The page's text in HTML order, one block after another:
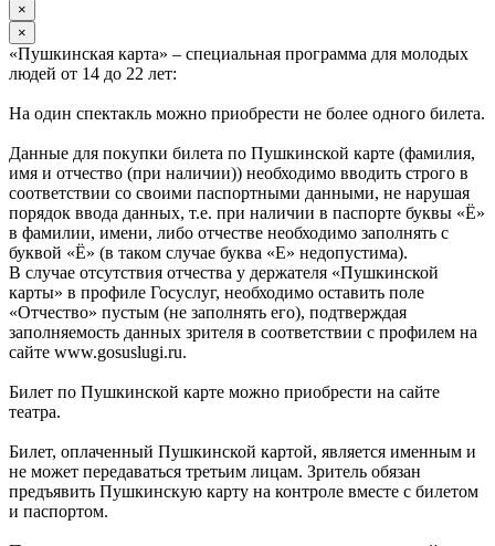
×
×
«Пушкинская карта» – специальная программа для молодых
людей от 14 до 22 лет:
На один спектакль можно приобрести не более одного билета.
Данные для покупки билета по Пушкинской карте (фамилия,
имя и отчество (при наличии)) необходимо вводить строго в
соответствии со своими паспортными данными, не нарушая
порядок ввода данных, т.е. при наличии в паспорте буквы «Ё»
в фамилии, имени, либо отчестве необходимо заполнять с
буквой «Ё» (в таком случае буква «Е» недопустима).
В случае отсутствия отчества у держателя «Пушкинской
карты» в профиле Госуслуг, необходимо оставить поле
«Отчество» пустым (не заполнять его), подтверждая
заполняемость данных зрителя в соответствии с профилем на
сайте www.gosuslugi.ru.
Билет по Пушкинской карте можно приобрести на сайте
театра.
Билет, оплаченный Пушкинской картой, является именным и
не может передаваться третьим лицам. Зритель обязан
предъявить Пушкинскую карту на контроле вместе с билетом
и паспортом.